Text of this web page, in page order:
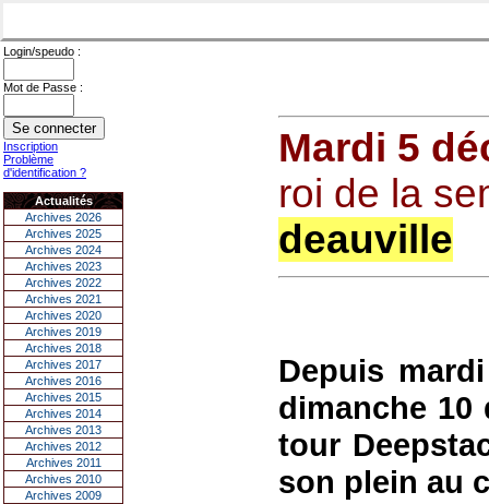
Login/speudo :
Mot de Passe :
Inscription
Problème
d'identification ?
Actualités
Archives 2026
Archives 2025
Archives 2024
Archives 2023
Archives 2022
Archives 2021
Archives 2020
Archives 2019
Archives 2018
Archives 2017
Archives 2016
Archives 2015
Archives 2014
Archives 2013
Archives 2012
Archives 2011
Archives 2010
Archives 2009
Mardi 5
roi de la
deauville
Depuis
dimanche 10
tour
son plein au